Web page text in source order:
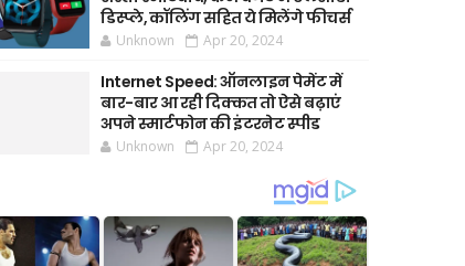
डिस्प्ले, कॉलिंग सहित ये मिलेंगे फीचर्स
Unknown Apr 20, 2024
Internet Speed: ऑनलाइन पेमेंट में
बार-बार आ रही दिक्कत तो ऐसे बढ़ाएं
अपने स्मार्टफोन की इंटरनेट स्पीड
Unknown Apr 20, 2024